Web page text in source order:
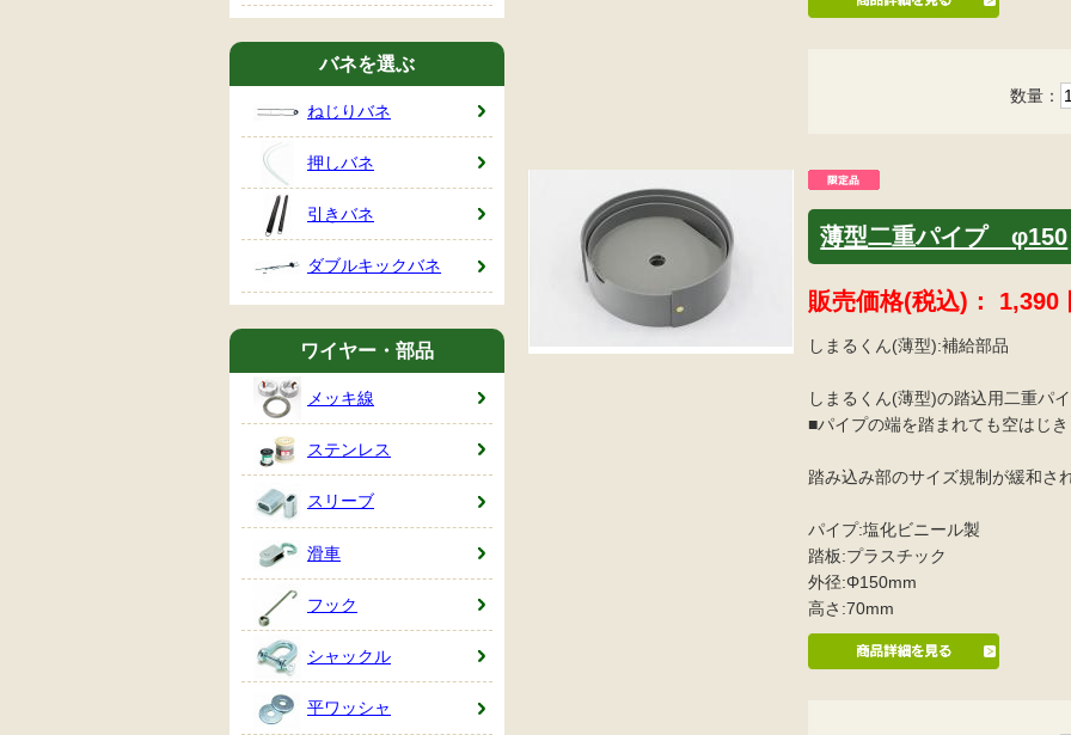
数量：
薄型二重パイプ φ150
販売価格(税込)： 1,390
しまるくん(薄型):補給部品
しまるくん(薄型)の踏込用二重パ
■パイプの端を踏まれても空はじ
踏み込み部のサイズ規制が緩和さ
パイプ:塩化ビニール製
踏板:プラスチック
外径:Φ150mm
高さ:70mm
バネを選ぶ
ねじりバネ
押しバネ
引きバネ
ダブルキックバネ
ワイヤー・部品
メッキ線
ステンレス
スリーブ
滑車
フック
シャックル
平ワッシャ